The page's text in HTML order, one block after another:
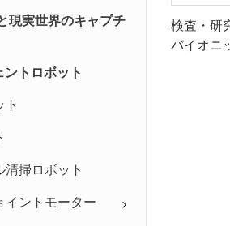
ーニングシステム
ー
現実世界のキャプチ
ントロボット
ト
清掃ロボット
イントモーター
検査・研
バイオニ